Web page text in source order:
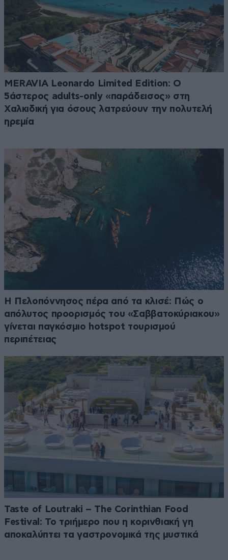
MERAVIA Leonardo Limited Edition: Ο
5άστερος adults-only «παράδεισος» στη
Χαλκιδική για όσους λατρεύουν την πολυτελή
ηρεμία
Η Πελοπόννησος πέρα από τα κλισέ: Πώς ο
απόλυτος προορισμός του «Σαββατοκύριακου»
γίνεται παγκόσμιο hotspot τουρισμού
περιπέτειας
Taste of Loutraki – The Corinthian Food
Festival: Το τριήμερο που η κορινθιακή γη
αποκαλύπτει τα γαστρονομικά της μυστικά